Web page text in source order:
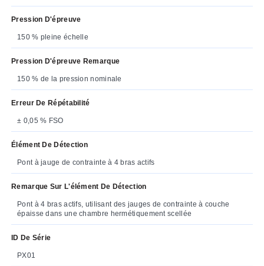
Pression D'épreuve
150 % pleine échelle
Pression D'épreuve Remarque
150 % de la pression nominale
Erreur De Répétabilité
± 0,05 % FSO
Élément De Détection
Pont à jauge de contrainte à 4 bras actifs
Remarque Sur L'élément De Détection
Pont à 4 bras actifs, utilisant des jauges de contrainte à couche
épaisse dans une chambre hermétiquement scellée
ID De Série
PX01